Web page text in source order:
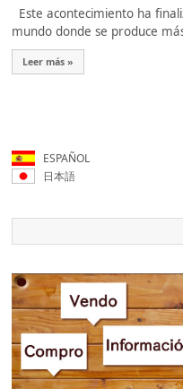
Este acontecimiento ha
mundo donde se produce
Leer más »
ESPAÑOL
日本語